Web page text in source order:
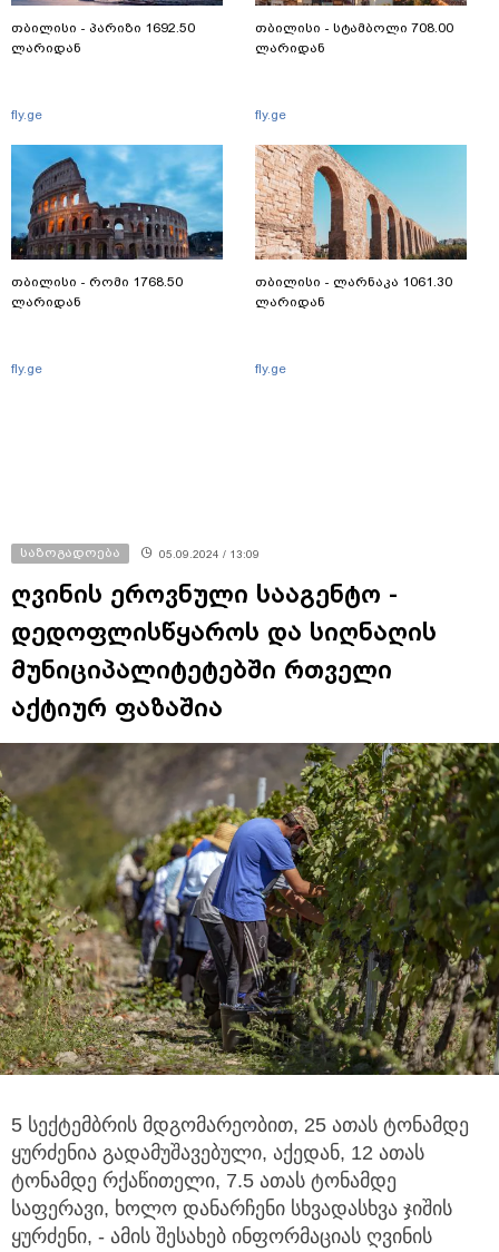
თბილისი - პარიზი 1692.50
ლარიდან
fly.ge
თბილისი - რომი 1768.50
ლარიდან
fly.ge
თბილისი - სტამბოლი 708.00
ლარიდან
fly.ge
თბილისი - ლარნაკა 1061.30
ლარიდან
fly.ge
საზოგადოება 05.09.2024 / 13:09
ღვინის ეროვნული სააგენტო -
დედოფლისწყაროს და სიღნაღის
მუნიციპალიტეტებში რთველი
აქტიურ ფაზაშია
5 სექტემბრის მდგომარეობით, 25 ათას ტონამდე
ყურძენია გადამუშავებული, აქედან, 12 ათას
ტონამდე რქაწითელი, 7.5 ათას ტონამდე
საფერავი, ხოლო დანარჩენი სხვადასხვა ჯიშის
ყურძენი, - ამის შესახებ ინფორმაციას ღვინის